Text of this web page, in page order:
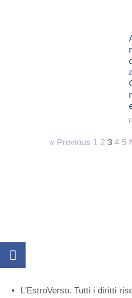
« Previous 1 2 3 4 5
L'EstroVerso. Tutti i diritti